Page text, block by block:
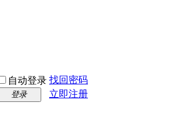
自动登录 找回密码
登录
立即注册